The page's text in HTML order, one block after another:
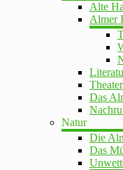
Alte
Almer
Theater
Das
Natur
Die
Das